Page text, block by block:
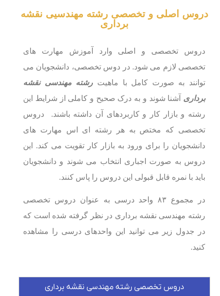
دروس اصلی و تخصصی رشته مهندسیی نقشه
برداری
دروس تخصصی و اصلی وارد آموزش مهارت های
تخصصی لازم می شود. در دوس تخصصی، دانشجویان می
توانند به صورت کامل با ماهیت رشته مهندسی نقشه
برداری آشنا شوند و به درک صحیح و کاملی از شرایط این
رشته و بازار کار و کاربردهای آن داشته باشند. دروس
تخصصی که مختص به هر رشته ای اس مهارت های
دانشجویان را برای ورود به بازار کار تقویت می کند. این
دروس به صورت اجباری انتخاب می شوند و دانشجویان
باید با نمره قابل قبولی این دروس را پاس کنند.
در مجموع ۸۳ واحد درسی به عنوان دروس تخصصی
رشته مهندسی نقشه برداری در نظر گرفته شده است که
در جدول زیر می توانید این واحدهای درسی را مشاهده
کنید.
دروس تخصصی رشته مهندسی نقشه برداری